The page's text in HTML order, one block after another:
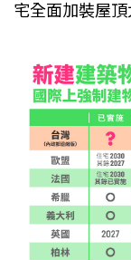
宅全面加裝屋頂